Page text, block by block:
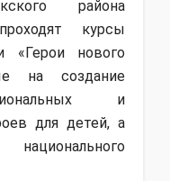
района
курсы
«Герои нового
на создание
и
для детей, а